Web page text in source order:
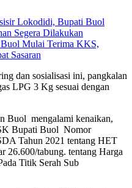
Lokodidi, Bupati Buol
Segera Dilakukan
Buol Mulai Terima KKS,
Sasaran
dan sosialisasi ini, pangkalan
LPG 3 Kg sesuai dengan
Buol mengalami kenaikan,
Bupati Buol Nomor
Tahun 2021 tentang HET
26.600/tabung. tentang Harga
Titik Serah Sub